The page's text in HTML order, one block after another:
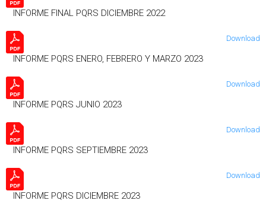
INFORME FINAL PQRS DICIEMBRE 2022
INFORME PQRS ENERO, FEBRERO Y MARZO 2023
Download
INFORME PQRS JUNIO 2023
Download
INFORME PQRS SEPTIEMBRE 2023
Download
INFORME PQRS DICIEMBRE 2023
Download